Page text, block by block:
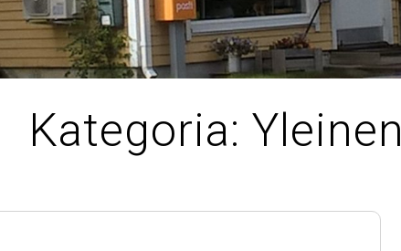
Kategoria: Yleinen